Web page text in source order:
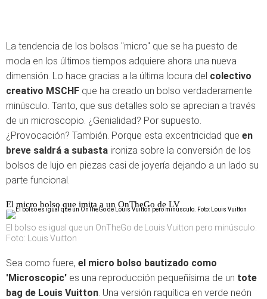
La tendencia de los bolsos "micro" que se ha puesto de
moda en los últimos tiempos adquiere ahora una nueva
dimensión. Lo hace gracias a la última locura del colectivo
creativo MSCHF que ha creado un bolso verdaderamente
minúsculo. Tanto, que sus detalles solo se aprecian a través
de un microscopio. ¿Genialidad? Por supuesto.
¿Provocación? También. Porque esta excentricidad que en
breve saldrá a subasta ironiza sobre la conversión de los
bolsos de lujo en piezas casi de joyería dejando a un lado su
parte funcional.
El micro bolso que imita a un OnTheGo de LV
El bolso es igual que un OnTheGo de Louis Vuitton pero minúsculo.
Foto: Louis Vuitton
Sea como fuere, el micro bolso bautizado como
'Microscopic' es una reproducción pequeñísima de un tote
bag de Louis Vuitton. Una versión raquítica en verde neón